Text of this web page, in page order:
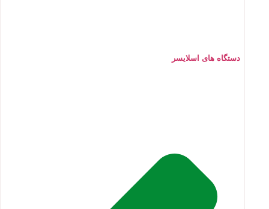
دستگاه های اسلایسر